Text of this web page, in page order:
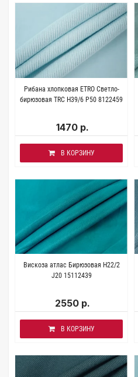
Рибана хлопковая ETRO Светло-
бирюзовая TRC H39/6 P50 8122459
1470 р.
В КОРЗИНУ
Вискоза атлас Бирюзовая H22/2
J20 15112439
2550 р.
В КОРЗИНУ